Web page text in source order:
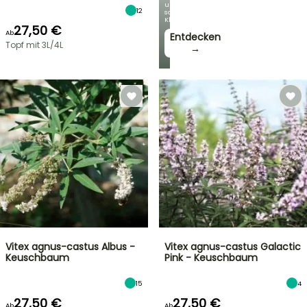
unseren
schönsten
Kletterpflanzen!
Entdecken
→
12
Ab27,50 €
Topf mit 3L/4L
Vitex agnus-castus Albus -
Keuschbaum
15
27,50 €
Vitex agnus-castus Galactic
Pink - Keuschbaum
4
27,50 €